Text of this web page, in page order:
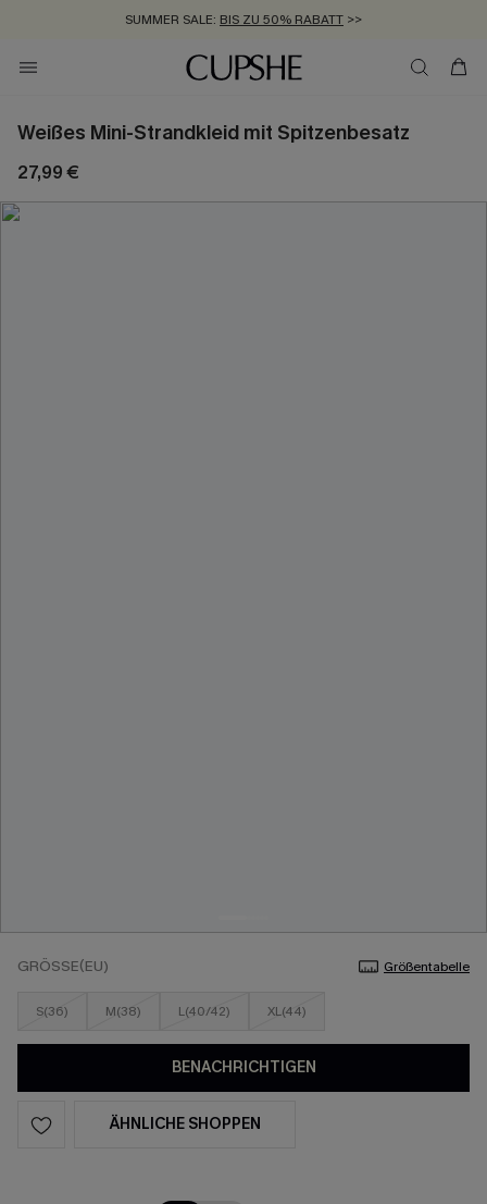
SUMMER SALE: BIS ZU 50% RABATT >>
ZUM NEWSLETTER:BIS ZU -20% EXTRA ERHALTEN
KOSTENLOSER VERSAND AB 89 €
Weißes Mini-Strandkleid mit Spitzenbesatz
27,99 €
GRÖSSE(EU) Größentabelle
S(36) M(38) L(40/42) XL(44)
BENACHRICHTIGEN
ÄHNLICHE SHOPPEN